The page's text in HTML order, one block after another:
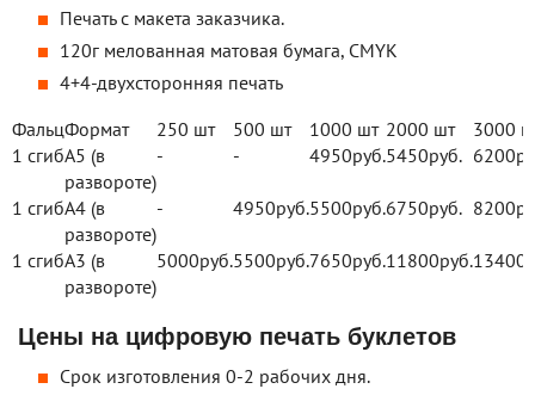
Печать с макета заказчика.
120г мелованная матовая бумага, CMYK
4+4-двухсторонняя печать
ФальцФормат 250 шт 500 шт 1000 шт 2000 шт
3000
1 сгибА5 (в
развороте)
- - 4950руб.5450руб. 6200
1 сгибА4 (в
развороте)
- 4950руб.5500руб.6750руб. 8200
1 сгибА3 (в
развороте)
5000руб.5500руб.7650руб.11800руб.13400
Цены на цифровую печать буклетов
Срок изготовления 0-2 рабочих дня.